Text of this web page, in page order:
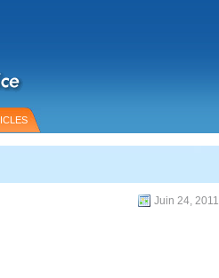
Juin 24, 2011